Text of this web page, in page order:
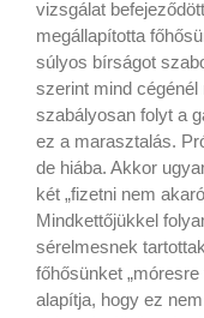
vizsgálat
megállapította
súlyos bírságot
szerint mind
szabályosan folyt a
ez a marasztalás.
de hiába. Akkor
két „fizetni nem
Mindkettőjükkel
sérelmesnek
főhősünket
alapítja, hogy ez